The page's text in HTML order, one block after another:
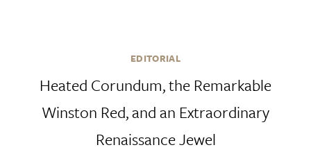
EDITORIAL
Heated Corundum, the Remarkable
Winston Red, and an Extraordinary
Renaissance Jewel